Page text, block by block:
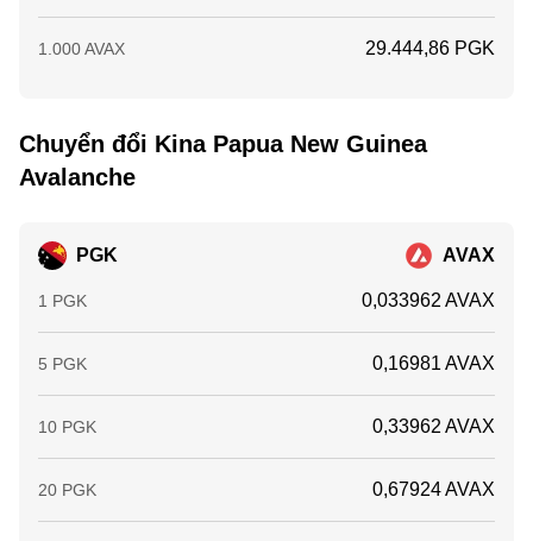
1.000 AVAX 29.444,86 PGK
Chuyển đổi Kina Papua New Guinea
Avalanche
PGK AVAX
1 PGK 0,033962 AVAX
5 PGK 0,16981 AVAX
10 PGK 0,33962 AVAX
20 PGK 0,67924 AVAX